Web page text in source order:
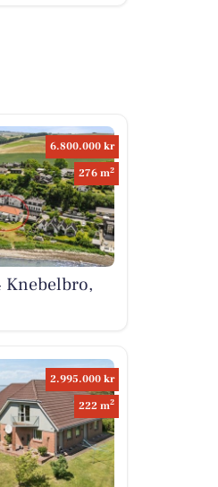
6.800.000 kr
276 m2
Knebelbro,
2.995.000 kr
222 m2